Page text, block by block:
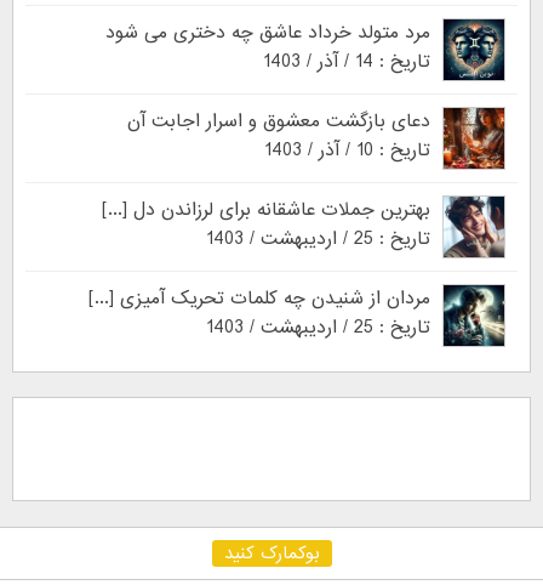
مرد متولد خرداد عاشق چه دختری می شود
تاریخ : 14 / آذر / 1403
دعای بازگشت معشوق و اسرار اجابت آن
تاریخ : 10 / آذر / 1403
بهترین جملات عاشقانه برای لرزاندن دل [...]
تاریخ : 25 / اردیبهشت / 1403
مردان از شنیدن چه کلمات تحریک آمیزی [...]
تاریخ : 25 / اردیبهشت / 1403
بوکمارک کنید